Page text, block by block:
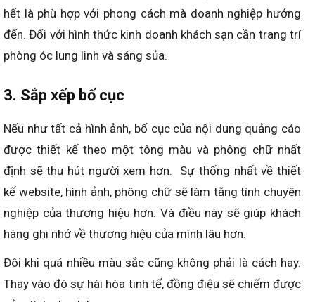
hết là phù hợp với phong cách mà doanh nghiệp hướng
đến. Đối với hình thức kinh doanh khách sạn cần trang trí
phòng óc lung linh và sáng sủa.
3. Sắp xếp bố cục
Nếu như tất cả hình ảnh, bố cục của nội dung quảng cáo
được thiết kế theo một tông màu và phông chữ nhất
định sẽ thu hút người xem hơn. Sự thống nhất về thiết
kế website, hình ảnh, phông chữ sẽ làm tăng tính chuyên
nghiệp của thương hiệu hơn. Và điều này sẽ giúp khách
hàng ghi nhớ về thương hiệu của mình lâu hơn.
Đôi khi quá nhiều màu sắc cũng không phải là cách hay.
Thay vào đó sự hài hòa tinh tế, đồng điệu sẽ chiếm được